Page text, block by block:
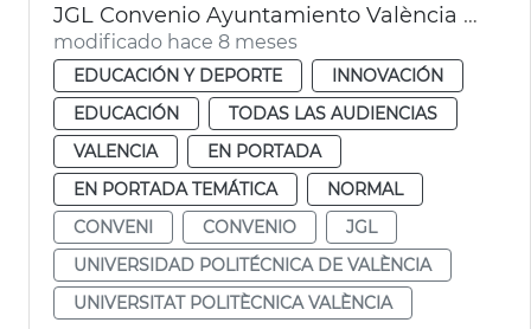
JGL Convenio Ayuntamiento València i universidades públicas
modificado hace 8 meses
EDUCACIÓN Y DEPORTE
INNOVACIÓN
EDUCACIÓN
TODAS LAS AUDIENCIAS
VALENCIA
EN PORTADA
EN PORTADA TEMÁTICA
NORMAL
CONVENI
CONVENIO
JGL
UNIVERSIDAD POLITÉCNICA DE VALÈNCIA
UNIVERSITAT POLITÈCNICA VALÈNCIA